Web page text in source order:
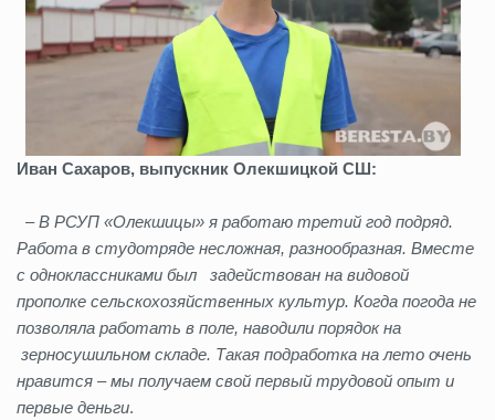
Иван Сахаров, выпускник Олекшицкой СШ:
– В РСУП «Олекшицы» я работаю третий год подряд.
Работа в студотряде несложная, разнообразная. Вместе
с одноклассниками был задействован на видовой
прополке сельскохозяйственных культур. Когда погода не
позволяла работать в поле, наводили порядок на
зерносушильном складе. Такая подработка на лето очень
нравится – мы получаем свой первый трудовой опыт и
первые деньги.